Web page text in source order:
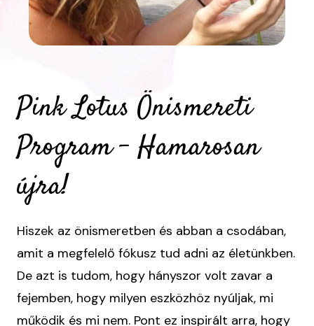
Pink Lotus Önismereti
Program - Hamarosan
újra!
Hiszek az önismeretben és abban a csodában,
amit a megfelelő fókusz tud adni az életünkben.
De azt is tudom, hogy hányszor volt zavar a
fejemben, hogy milyen eszközhöz nyúljak, mi
működik és mi nem. Pont ez inspirált arra, hogy